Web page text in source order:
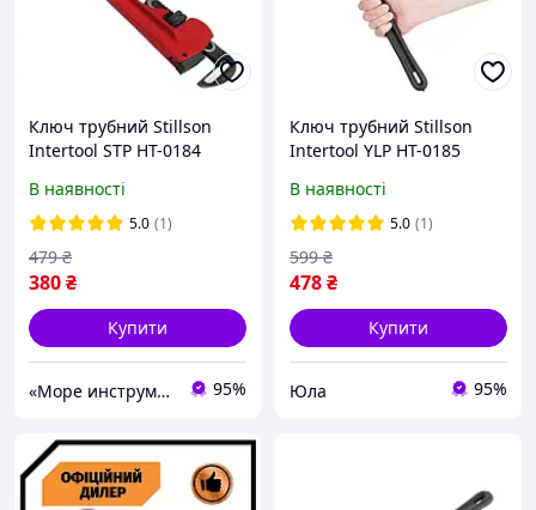
Ключ трубний Stillson
Intertool STP HT-0184
В наявності
5.0 (1)
380₴
479 ₴
Купити
«Море инструментов» 95%
Ключ трубний Stillson
Intertool YLP HT-0185
В наявності
5.0 (1)
478₴
599 ₴
Купити
Юла 95%